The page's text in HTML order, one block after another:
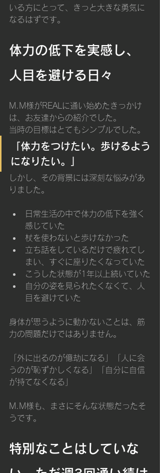
いる方にとって、きっと大きな勇気に
なるはずです。
体力の低下を実感し、
人目を避ける日々
M.M様がREALに通い始めたきっかけ
は、お友達からの紹介でした。
当時の目標はとてもシンプルでした。
「体力をつけたい。歩けるよう
になりたい。」
しかし、その背景には深刻な悩みがあ
りました。
日常生活の中で体力の低下を強く
感じていた
杖を使わないと歩けなかった
立ち話をしているだけで疲れてし
まい、すぐに座りたくなっていた
こうした状態が1年以上続いていた
自分の姿を見られたくなくて、人
目を避けていた
身体が思うように動かないことは、筋
力の問題だけではありません。
「外に出るのが億劫になる」「人に会
うのが恥ずかしくなる」「自分に自信
が持てなくなる」
M.M様も、まさにそんな状態だったそ
うです。
特別なことはしていな